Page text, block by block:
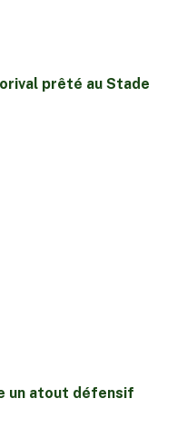
prêté au Stade
un atout défensif